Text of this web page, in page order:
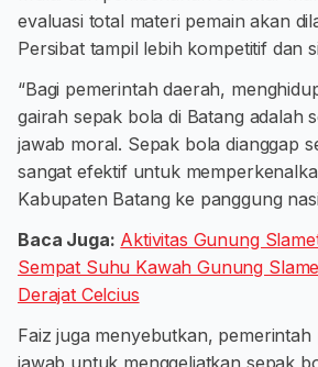
evaluasi total materi pemain akan
Persibat tampil lebih kompetitif dan
“Bagi pemerintah daerah,
gairah sepak bola di Batang adalah
jawab moral. Sepak bola dianggap
sangat efektif untuk
Kabupaten Batang ke panggung
Baca Juga: Aktivitas Gunung
Sempat Suhu Kawah Gunung
Derajat Celcius
Faiz juga menyebutkan,
jawab untuk menggeliatkan sepak